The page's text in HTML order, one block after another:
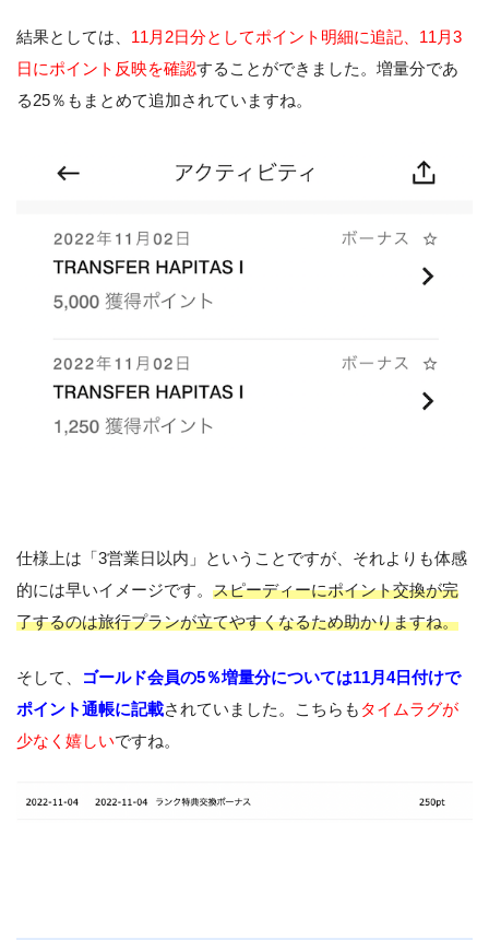
結果としては、 11月2日分としてポイント明細に追記、11月3
日にポイント反映を確認することができました。増量分であ
る25％もまとめて追加されていますね。
仕様上は「3営業日以内」ということですが、それよりも体感
的には早いイメージです。 スピーディーにポイント交換が完
了するのは旅行プランが立てやすくなるため助かりますね。
そして、
ゴールド会員の5％増量分については11月4日付けで
ポイント通帳に記載されていました。こちらも タイムラグが
少なく嬉しいですね。